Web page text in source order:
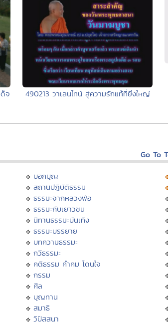
จ
490213 วาเลนไทน์ สู่ความรักแท้ที่ยิ่งใหญ่
Go To
บอกบุญ
สถานปฏิบัติธรรม
ธรรมะจากหลวงพ่อ
ธรรมะกับเยาวชน
นิทานธรรมะบันเทิง
ธรรมะบรรยาย
บทความธรรมะ
กวีธรรมะ
คติธรรม คำคม โดนใจ
กรรม
ศีล
บุญทาน
สมาธิ
วิปัสสนา